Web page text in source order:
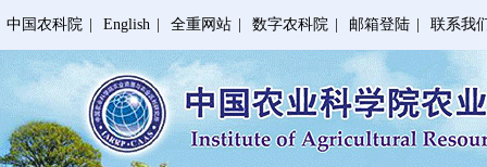
中国农科院 English 全重网站 数字农科院 邮箱登陆 联系我